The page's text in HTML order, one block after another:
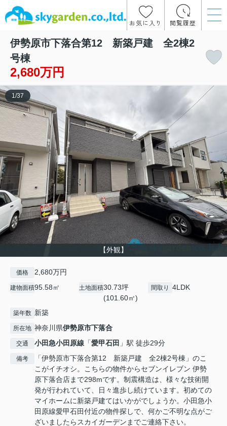
お気に入り 閲覧履歴
伊勢原市下落合第12 新築戸建 全2棟2
号棟
2,680万円
【外観】
1 /37
価格 2,680万円
建物面積95.58㎡ 土地面積30.73坪
(101.60㎡)
間取り 4LDK
築年数 新築
所在地 神奈川県伊勢原市下落合
交通 小田急小田原線 「愛甲石田 」駅 徒歩29分
備考
「伊勢原市下落合第12 新築戸建 全2棟2号棟」のこ
こがイチオシ。こちらの物件からセブンイレブン 伊勢
原下落合店まで298mです。制震構造は、様々な技術開
発が行われていて、日々進歩し続けています。初めての
マイホームに新築戸建てはいかがでしょうか。小田急小
田原線愛甲石田付近の物件探しで、何かご不明な点がご
ざいましたらスカイガーデンまでご連絡下さい。